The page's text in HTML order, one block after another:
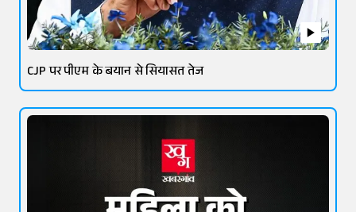
CJP पर पीएम के बयान से सियासत तेज